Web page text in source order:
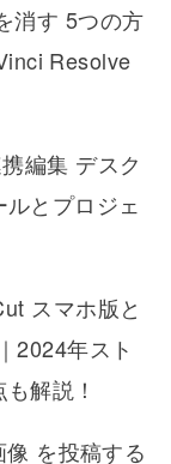
消す 5つの方
Resolve
編集 デスク
ルとプロジェ
スマホ版と
2024年スト
解説！
像 を投稿する